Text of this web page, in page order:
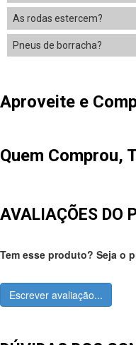
As rodas estercem?
Pneus de borracha?
Aproveite e
Quem Comprou,
AVALIAÇÕES DO
Tem esse produto? Seja o
Escrever avaliação...